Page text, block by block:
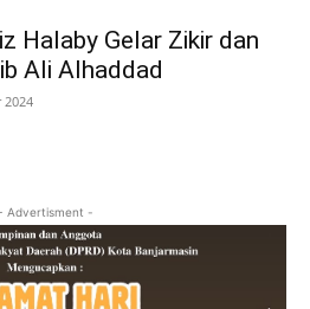
Halaby Gelar Zikir dan
Ali Alhaddad
2024
Advertisment -